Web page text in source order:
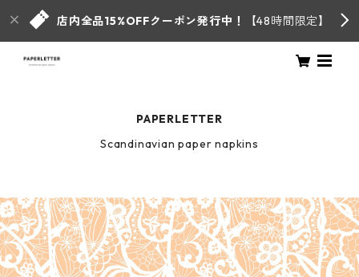
店内全品15%OFFクーポン発行中！ 【48時間限定】
PAPERLETTER
Scandinavian paper napkins